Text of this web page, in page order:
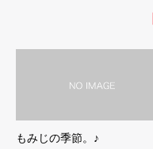
もみじの季節。♪